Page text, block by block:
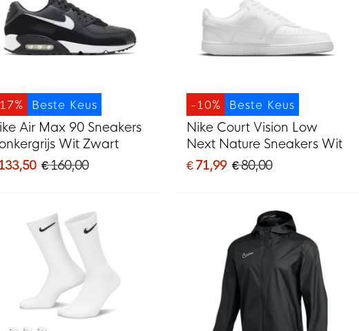
Beste Keus
Air Max 90 Sneakers
Wit Zwart
€ 160,00
Beste Keus
-10%
Nike Court Vision Low
Next Nature Sneakers Wit
€ 71,99 € 80,00